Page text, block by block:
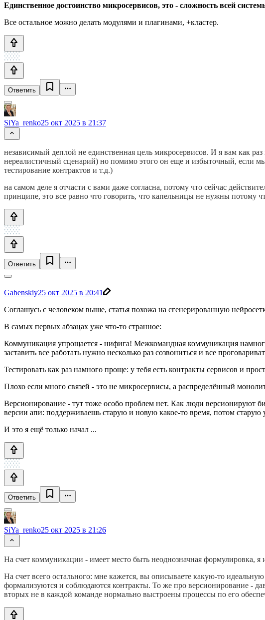
Единственное достоинство микросервисов, это - сложность всей
Все остальное можно делать модулями и плагинами, +кластер.
Ответить
SiYa_renko25 окт 2025 в 21:37
независимый деплой не единственная цель микросервисов. И я вам как
нереалистичный сценарий) но помимо этого он еще и избыточный, если
тестирование контрактов и т.д.)
на самом деле я отчасти с вами даже согласна, потому что сейчас
принципе, это все равно что говорить, что капельницы не нужны потому
Ответить
Gabenskiy25 окт 2025 в 20:41
Соглашусь с человеком выше, статья похожа на сгенерированную
В самых первых абзацах уже что-то странное:
Коммуникация упрощается - нифига! Межкомандная коммуникация
заставить все работать нужно несколько раз созвониться и все
Тестировать как раз намного проще: у тебя есть контракты сервисов и
Плохо если много связей - это не микросервисы, а распределённый
Версионирование - тут тоже особо проблем нет. Как люди версионируют
версии апи: поддерживаешь старую и новую какое-то время, потом старую
И это я ещё только начал ...
Ответить
SiYa_renko25 окт 2025 в 21:26
На счет коммуникации - имеет место быть неоднозначная формулировка,
На счет всего остального: мне кажется, вы описываете какую-то
формализуются и соблюдаются контракты. То же про версионирование -
вторых не в каждой команде нормально выстроены процессы по его